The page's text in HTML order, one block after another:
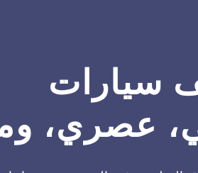
سيارات
عصري،